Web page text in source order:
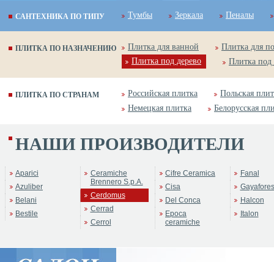
Cerdomus
САНТЕХНИКА ПО ТИПУ Тумбы Зеркала Пеналы
ПЛИТКА ПО НАЗНАЧЕНИЮ Плитка для ванной
Плитка для
Плитка под дерево
Плитка под
ПЛИТКА ПО СТРАНАМ Российская плитка
Польская
Немецкая плитка
Белорусская
НАШИ ПРОИЗВОДИТЕЛИ
Aparici
Azuliber
Belani
Bestile
Ceramiche
Brennero S.p.A.
Cerdomus
Cerrad
Cerrol
Cifre Ceramica
Cisa
Del Conca
Epoca
ceramiche
Fanal
Gayafores
Halcon
Italon